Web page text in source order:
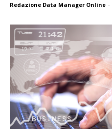
Redazione Data Manager Online -